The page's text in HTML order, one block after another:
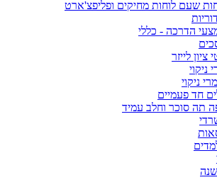
שעם לוחות מחיקים ופליפצ'ארט
הדרכה - כללי
ציון לייזר
ניקוי
ניקוי
חד פעמיים
תה סוכר וחלב עמיד